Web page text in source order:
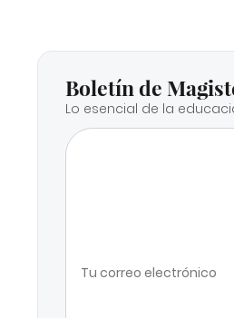
Boletín de
Lo esencial de la